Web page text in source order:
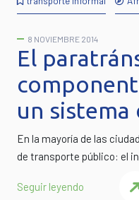
8 NOVIEMBRE 2014
El
un sistema
En la mayoría de las
de transporte público: el
Seguir leyendo